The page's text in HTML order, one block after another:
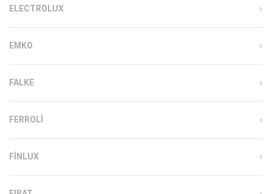
ELECTROLUX
EMKO
FALKE
FERROLI
FINLUX